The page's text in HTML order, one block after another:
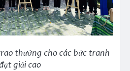
thưởng cho các bức tranh
giải cao